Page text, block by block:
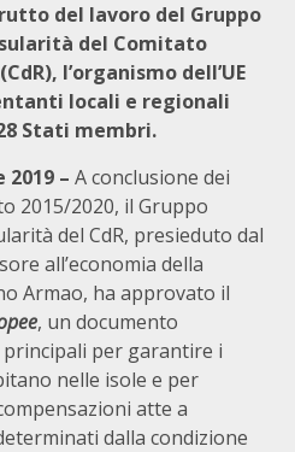
del lavoro del Gruppo
del Comitato
l’organismo dell’UE
locali e regionali
Stati membri.
2019 – A conclusione dei
2015/2020, il Gruppo
del CdR, presieduto dal
all’economia della
Armao, ha approvato il
, un documento
per garantire i
nelle isole e per
atte a
dalla condizione